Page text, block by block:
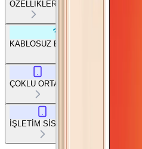
ÖZELLİKLER
KABLOSUZ BAĞLANTILAR
ÇOKLU ORTAM
İŞLETİM SİSTEMİ